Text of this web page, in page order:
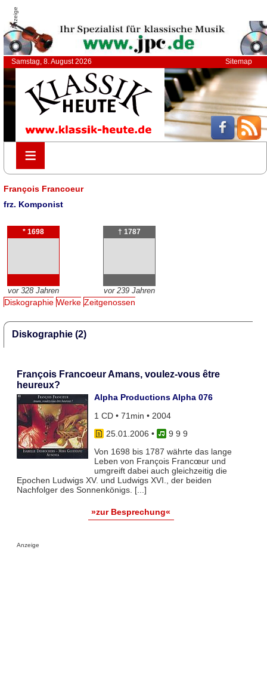
Anzeige
Samstag, 8. August 2026 Sitemap
≡
≡
François Francoeur
frz. Komponist
* 1698
vor 328 Jahren
† 1787
vor 239 Jahren
Diskographie Werke Zeitgenossen
Diskographie (2)
François Francoeur Amans, voulez-vous être
heureux?
Alpha Productions Alpha 076
1 CD • 71min • 2004
25.01.2006 •
9 9 9
Von 1698 bis 1787 währte das lange
Leben von François Francœur und
umgreift dabei auch gleichzeitig die
Epochen Ludwigs XV. und Ludwigs XVI., der beiden
Nachfolger des Sonnenkönigs. [...]
»zur Besprechung«
Anzeige